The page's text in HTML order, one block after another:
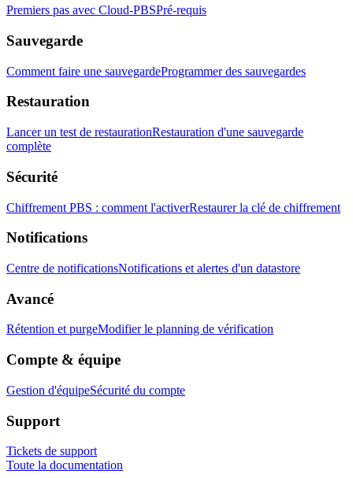
Premiers pas avec Cloud-PBSPré-requis
Sauvegarde
Comment faire une sauvegardeProgrammer des sauvegardes
Restauration
Lancer un test de restaurationRestauration d'une sauvegarde
complète
Sécurité
Chiffrement PBS : comment l'activerRestaurer la clé de chiffrement
Notifications
Centre de notificationsNotifications et alertes d'un datastore
Avancé
Rétention et purgeModifier le planning de vérification
Compte & équipe
Gestion d'équipeSécurité du compte
Support
Tickets de support
Toute la documentation